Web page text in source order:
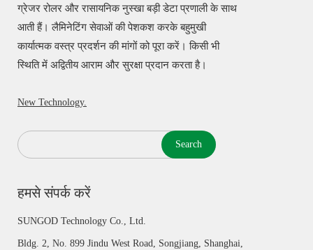
ग्रेजर रोलर और रासायनिक नुस्खा बड़ी डेटा प्रणाली के साथ
आती हैं। लैमिनेटिंग सेवाओं की पेशकश करके बहुमुखी
कार्यात्मक वस्त्र प्रदर्शन की मांगों को पूरा करें। किसी भी
स्थिति में अद्वितीय आराम और सुरक्षा प्रदान करता है।
New Technology.
Search
हमसे संपर्क करें
SUNGOD Technology Co., Ltd.
Bldg. 2, No. 899 Jindu West Road, Songjiang, Shanghai,